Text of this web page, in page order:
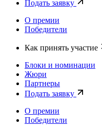
Подать заявку
О премии
Победители
Как принять участие
Блоки и номинации
Жюри
Партнеры
Подать заявку
О премии
Победители